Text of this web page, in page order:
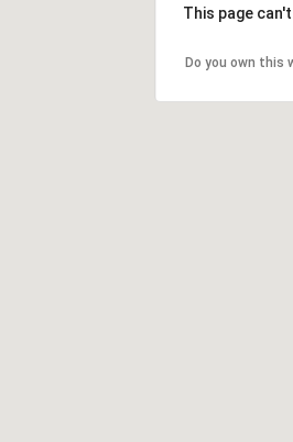
This page
Do you own this